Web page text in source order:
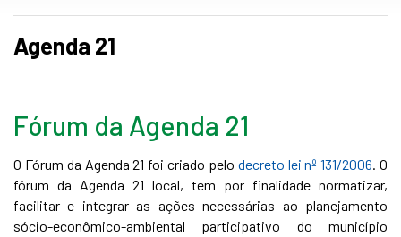
Agenda 21
Fórum da Agenda 21
O Fórum da Agenda 21 foi criado pelo decreto lei nº 131/2006. O
fórum da Agenda 21 local, tem por finalidade normatizar,
facilitar e integrar as ações necessárias ao planejamento
sócio-econômico-ambiental participativo do município